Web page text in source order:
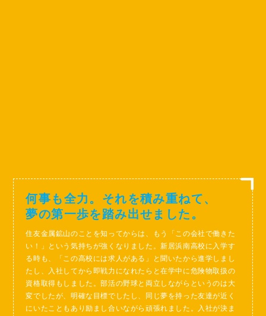
何事も全力。それを積み重ねて、
夢の第一歩を踏み出せました。
住友金属鉱山のことを知ってからは、もう「この会社で働きた
い！」という気持ちが強くなりました。新居浜南高校に入学す
る時も、「この高校には求人がある」と聞いたから進学しまし
たし、入社してから即戦力になれたらと在学中に危険物取扱の
資格取得もしました。部活の野球と両立しながらというのは大
変でしたが、明確な目標でしたし、同じ夢を持った友達が近く
にいたこともあり励まし合いながら頑張れました。入社が決ま